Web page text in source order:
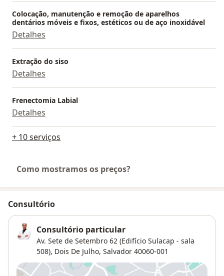
Colocação, manutenção e remoção de aparelhos
dentários móveis e fixos, estéticos ou de aço inoxidável
Detalhes
Extração do siso
Detalhes
Frenectomia Labial
Detalhes
+ 10 serviços
Como mostramos os preços?
Consultório
Consultório particular
Av. Sete de Setembro 62 (Edifício Sulacap - sala
508), Dois De Julho, Salvador 40060-001